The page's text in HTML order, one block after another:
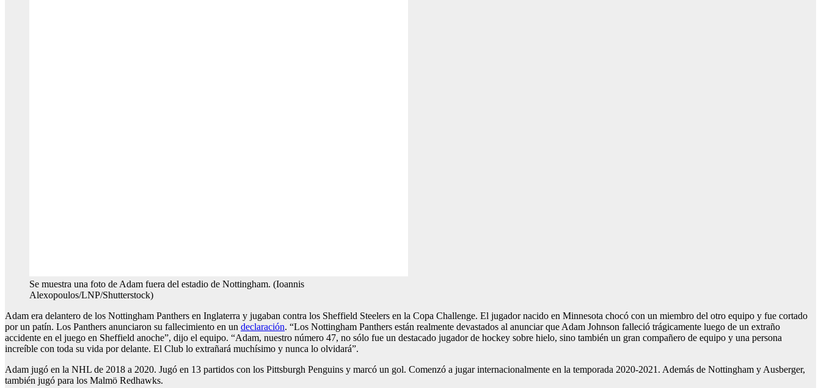
Se muestra una foto de Adam fuera del estadio de Nottingham. (Ioannis
Alexopoulos/LNP/Shutterstock)
Adam era delantero de los Nottingham Panthers en Inglaterra y jugaban contra los Sheffield Steelers en la Copa Challenge. El jugador nacido en Minnesota chocó con un miembro del otro equipo y fue cortado
por un patín. Los Panthers anunciaron su fallecimiento en un declaración. “Los Nottingham Panthers están realmente devastados al anunciar que Adam Johnson falleció trágicamente luego de un extraño
accidente en el juego en Sheffield anoche”, dijo el equipo. “Adam, nuestro número 47, no sólo fue un destacado jugador de hockey sobre hielo, sino también un gran compañero de equipo y una persona
increíble con toda su vida por delante. El Club lo extrañará muchísimo y nunca lo olvidará”.
Adam jugó en la NHL de 2018 a 2020. Jugó en 13 partidos con los Pittsburgh Penguins y marcó un gol. Comenzó a jugar internacionalmente en la temporada 2020-2021. Además de Nottingham y Ausberger,
también jugó para los Malmö Redhawks.